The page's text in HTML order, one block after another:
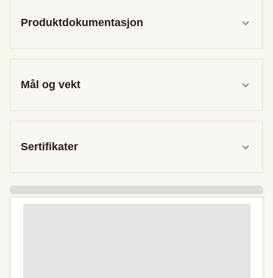
Produktdokumentasjon
Mål og vekt
Sertifikater